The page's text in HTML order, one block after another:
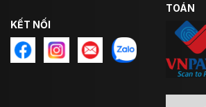
KẾT NỐI
TOÁN